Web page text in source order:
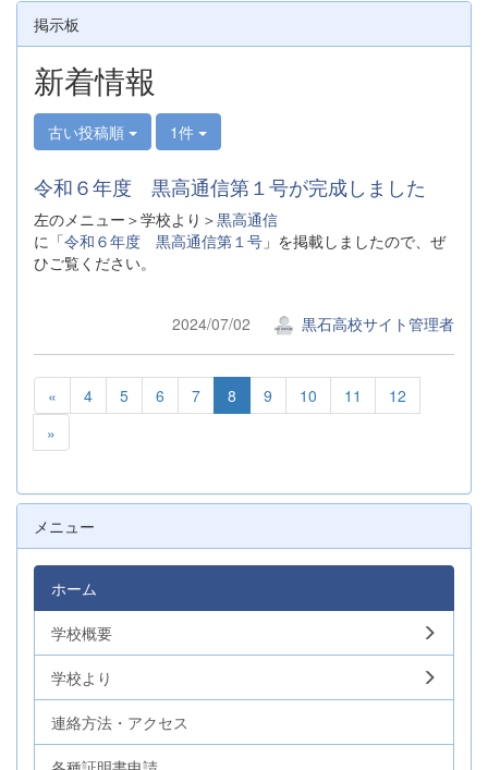
掲示板
新着情報
古い投稿順 1件
令和６年度 黒高通信第１号が完成しました
左のメニュー＞学校より＞黒高通信
に「令和６年度 黒高通信第１号 」を掲載しましたので、ぜ
ひご覧ください。
2024/07/02 黒石高校サイト管理者
« 4 5 6 7 8 9 10 11
12
»
メニュー
ホーム
学校概要
学校より
連絡方法・アクセス